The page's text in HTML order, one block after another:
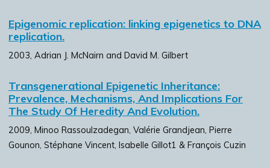
Epigenomic replication: linking epigenetics to DNA
replication.
2003, Adrian J. McNairn and David M. Gilbert
Transgenerational Epigenetic Inheritance:
Prevalence, Mechanisms, And Implications For
The Study Of Heredity And Evolution.
2009, Minoo Rassoulzadegan, Valérie Grandjean, Pierre
Gounon, Stéphane Vincent, Isabelle Gillot1 & François Cuzin